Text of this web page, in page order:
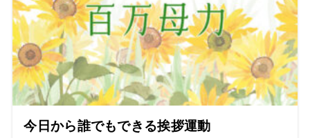
今日から誰でもできる挨拶運動